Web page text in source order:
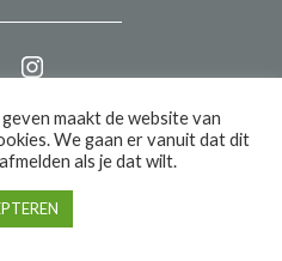
2026 |Privacy
it website
maakt de website van
We gaan er vanuit dat dit
als je dat wilt.